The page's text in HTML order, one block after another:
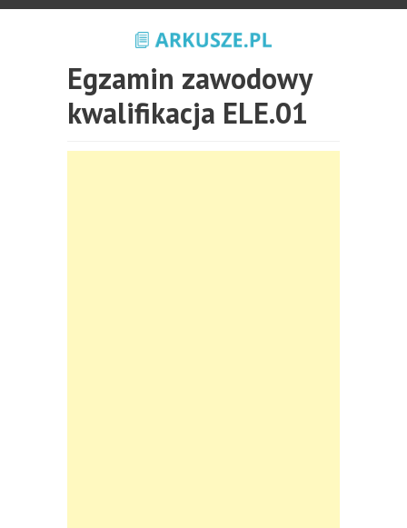
Egzamin zawodowy
kwalifikacja ELE.01